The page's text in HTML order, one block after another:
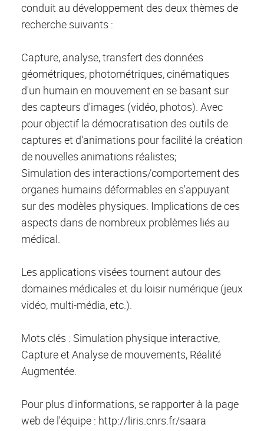
conduit au développement des deux thèmes de
recherche suivants :
Capture, analyse, transfert des données
géométriques, photométriques, cinématiques
d'un humain en mouvement en se basant sur
des capteurs d'images (vidéo, photos). Avec
pour objectif la démocratisation des outils de
captures et d'animations pour facilité la création
de nouvelles animations réalistes;
Simulation des interactions/comportement des
organes humains déformables en s'appuyant
sur des modèles physiques. Implications de ces
aspects dans de nombreux problèmes liés au
médical.
Les applications visées tournent autour des
domaines médicales et du loisir numérique (jeux
vidéo, multi-média, etc.).
Mots clés : Simulation physique interactive,
Capture et Analyse de mouvements, Réalité
Augmentée.
Pour plus d'informations, se rapporter à la page
web de l'équipe : http://liris.cnrs.fr/saara